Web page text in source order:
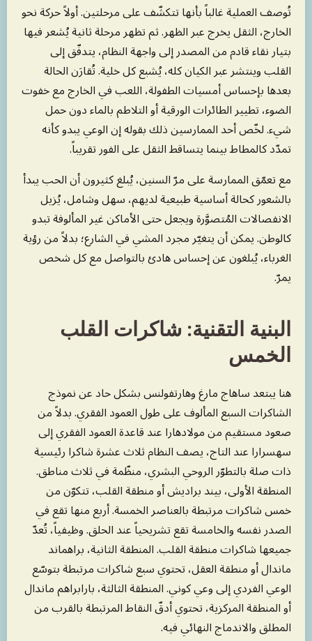
تُوصف العملية غالباً بأنها تتكشّف على مرحلتين. أولاً حركة نحو
الخارج، الثقل يخرج عبر الظهر. ثم تظهر مرحلة ثانية يُشعر فيها
بتيار نقاء قادم من المصدر إلى واجهة النظام، يتدفّق إلى
القلب وينتشر عبر الكيان كله، يُشبع كل خلية. تُقارَن الحالة
بعدها بإحساس أمسيات الطفولة، اللعب في الخارج مع خفوت
الضوء، تطيير الطائرات الورقية أو التلاطم بالماء دون حمل
شيء. لخّص أحد الممارسين ذلك بقوله إن الوعي يبدو كأنه
تمدّد كالمطاط بينما يتساقط الثقل على الفور تقريباً.
مع تعمّق الممارسة على مرّ السنين، يُبلغ كثيرون أن الحب يبدأ
بالشعور كحالة أساسية طبيعية لديهم، سهل وشامل، يُزيل
الانفصالات المُتصوَّرة ويجعل حتى الأماكن غير المألوفة تبدو
كالوطن. يمكن أن يتغيّر مجرد المشي في الشارع؛ بدلاً من رؤية
الغرباء، يُبلغون عن إحساس هادئ بالتواصل مع كل شخص
يمرّ.
البنية التقنية: شاكرات القلب
الخمس
هنا يبتعد ساهاج مارغ وهارتفولنس بشكل حاد عن نموذج
الشاكرات السبع المألوف على طول العمود الفقري. بدلاً من
صعود مستقيم من مولادهارا عند قاعدة العمود الفقري إلى
سهسرارا عند التاج، يصف النظام ثلاث عشرة شاكرا رئيسية
ذات صلة بالتطوّر الروحي البشري، منظّمة في ثلاث مناطق.
المنطقة الأولى، بيند براديش أو منطقة القلب، تتكوّن من
خمس شاكرات مرتبطة بالعناصر الخمسة. أربع منها تقع في
الصدر نفسه والخامسة تقع تشريحياً عند الحلق. وظيفياً، تُعدّ
جميعها شاكرات منطقة القلب. المنطقة الثانية، براهماند
ماندال أو منطقة العقل، تحتوي سبع شاكرات مرتبطة بتوسّع
الوعي الفردي إلى وعي كوني. المنطقة الثالثة، بارابراهم ماندال
أو المنطقة المركزية، تحتوي أدقّ النقاط المرتبطة بالقرب من
المطلق والاندماج النهائي فيه.